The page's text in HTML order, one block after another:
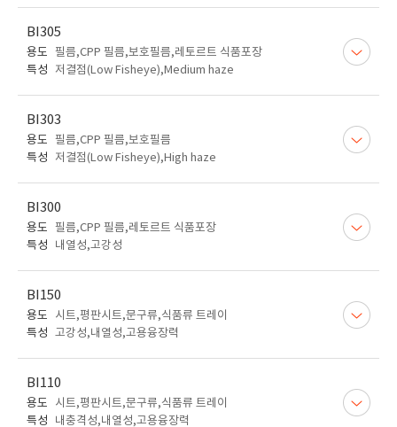
BI305
용도 필름,CPP 필름,보호필름,레토르트 식품포장
특성
저결점(Low Fisheye),Medium haze
BI303
용도 필름,CPP 필름,보호필름
특성
저결점(Low Fisheye),High haze
BI300
용도 필름,CPP 필름,레토르트 식품포장
특성
내열성,고강성
BI150
용도
시트,평판시트,문구류,식품류 트레이
특성 고강성,내열성,고용융장력
BI110
용도
시트,평판시트,문구류,식품류 트레이
특성
내충격성,내열성,고용융장력